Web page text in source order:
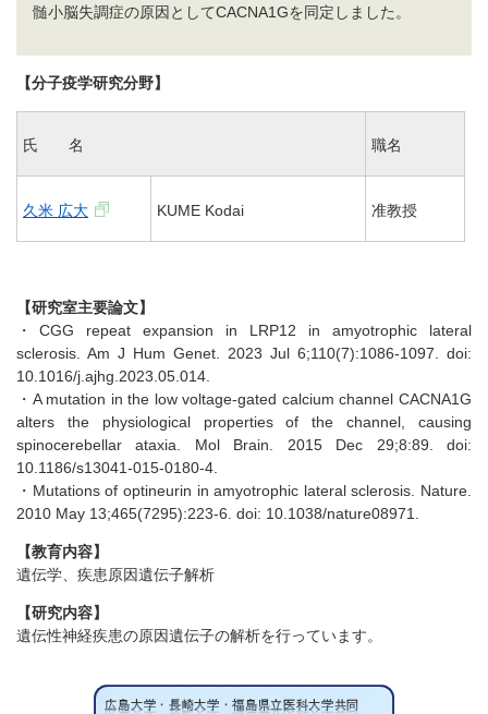
髄小脳失調症の原因としてCACNA1Gを同定しました。
【分子疫学研究分野】
氏 名 職名
久米 広大 KUME Kodai 准教授
【研究室主要論文】
・CGG repeat expansion in LRP12 in amyotrophic lateral
sclerosis. Am J Hum Genet. 2023 Jul 6;110(7):1086-1097. doi:
10.1016/j.ajhg.2023.05.014.
・A mutation in the low voltage-gated calcium channel CACNA1G
alters the physiological properties of the channel, causing
spinocerebellar ataxia. Mol Brain. 2015 Dec 29;8:89. doi:
10.1186/s13041-015-0180-4.
・Mutations of optineurin in amyotrophic lateral sclerosis. Nature.
2010 May 13;465(7295):223-6. doi: 10.1038/nature08971.
【教育内容】
遺伝学、疾患原因遺伝子解析
【研究内容】
遺伝性神経疾患の原因遺伝子の解析を行っています。